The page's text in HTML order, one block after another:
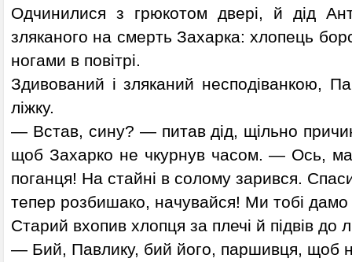
Одчинилися з грюкотом двері, й дід
зляканого на смерть Захарка: хлопець
ногами в повітрі.
Здивований і зляканий несподіванкою,
ліжку.
— Встав, сину? — питав дід, щільно
щоб Захарко не чкурнув часом. — Ось,
поганця! На стайні в солому зарився.
тепер розбишако, начувайся! Ми тобі
Старий вхопив хлопця за плечі й підвів до
— Бий, Павлику, бий його, паршивця, щоб